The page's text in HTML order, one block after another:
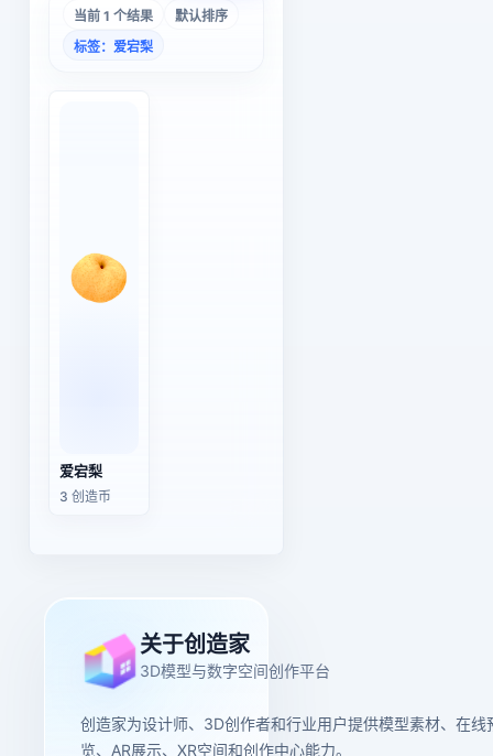
当前 1 个结果
默认排序
标签：爱宕梨
爱宕梨
3 创造币
关于创造家
3D模型与数字空间创作平台
创造家为设计师、3D创作者和行业用户提供模型素材、在线
览、AR展示、XR空间和创作中心能力。